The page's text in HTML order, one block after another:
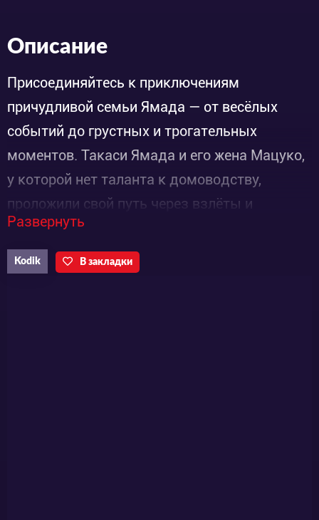
Описание
Присоединяйтесь к приключениям
причудливой семьи Ямада — от весёлых
событий до грустных и трогательных
моментов. Такаси Ямада и его жена Мацуко,
у которой нет таланта к домоводству,
проложили свой путь через взлёты и
падения. В конце концов их жизнь теперь
строится вокруг работы, брака и семьи. Они
живут вместе с острой на язык бабушкой,
Развернуть
Kodik В закладки